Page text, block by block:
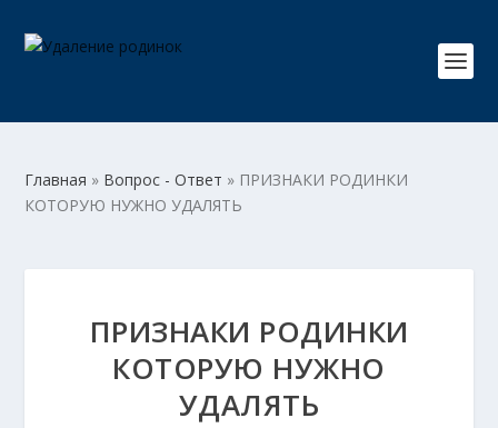
Главная » Вопрос - Ответ » ПРИЗНАКИ РОДИНКИ
КОТОРУЮ НУЖНО УДАЛЯТЬ
ПРИЗНАКИ РОДИНКИ
КОТОРУЮ НУЖНО
УДАЛЯТЬ